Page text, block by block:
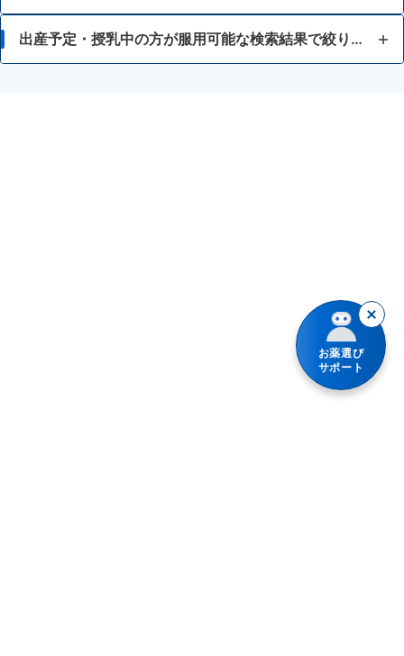
貼付剤 出産予定・授乳中の方が服用可能な検索結果で絞り込む
お薬選び
サポート